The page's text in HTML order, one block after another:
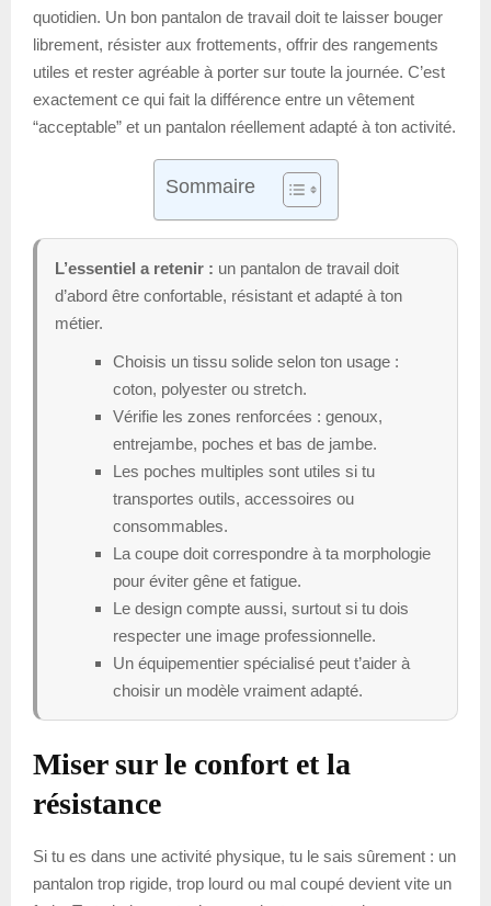
quotidien. Un bon pantalon de travail doit te laisser bouger
librement, résister aux frottements, offrir des rangements
utiles et rester agréable à porter sur toute la journée. C’est
exactement ce qui fait la différence entre un vêtement
“acceptable” et un pantalon réellement adapté à ton activité.
Sommaire
L’essentiel a retenir : un pantalon de travail doit
d’abord être confortable, résistant et adapté à ton
métier.
Choisis un tissu solide selon ton usage :
coton, polyester ou stretch.
Vérifie les zones renforcées : genoux,
entrejambe, poches et bas de jambe.
Les poches multiples sont utiles si tu
transportes outils, accessoires ou
consommables.
La coupe doit correspondre à ta morphologie
pour éviter gêne et fatigue.
Le design compte aussi, surtout si tu dois
respecter une image professionnelle.
Un équipementier spécialisé peut t’aider à
choisir un modèle vraiment adapté.
Miser sur le confort et la
résistance
Si tu es dans une activité physique, tu le sais sûrement : un
pantalon trop rigide, trop lourd ou mal coupé devient vite un